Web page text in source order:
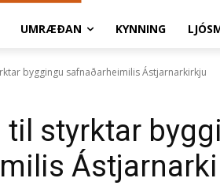
UMRÆÐAN KYNNING
byggingu safnaðarheimilis Ástjarnarkirkju
styrktar